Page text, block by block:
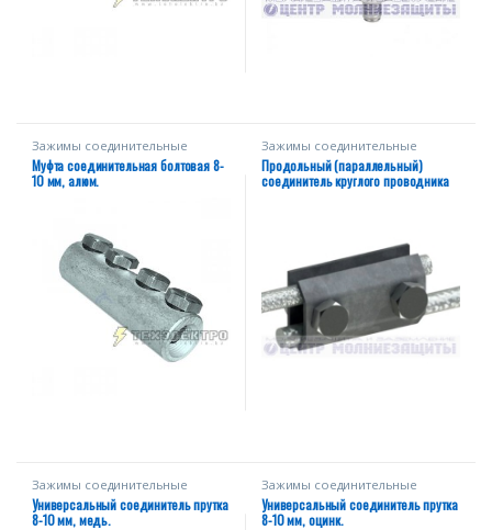
Зажимы соединительные
Муфта соединительная болтовая 8-
10 мм, алюм.
Зажимы соединительные
Продольный (параллельный)
соединитель круглого проводника
Зажимы соединительные
Универсальный соединитель прутка
8-10 мм, медь.
Зажимы соединительные
Универсальный соединитель прутка
8-10 мм, оцинк.